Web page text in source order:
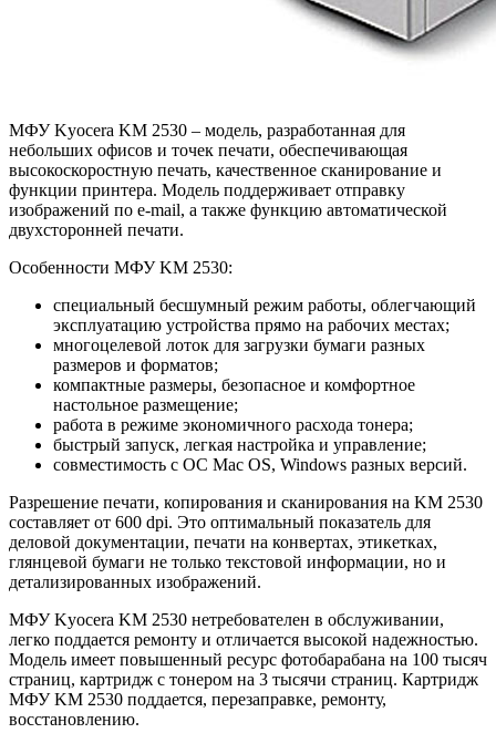
МФУ Kyocera KM 2530 – модель, разработанная для
небольших офисов и точек печати, обеспечивающая
высокоскоростную печать, качественное сканирование и
функции принтера. Модель поддерживает отправку
изображений по e-mail, а также функцию автоматической
двухсторонней печати.
Особенности МФУ KM 2530:
специальный бесшумный режим работы, облегчающий
эксплуатацию устройства прямо на рабочих местах;
многоцелевой лоток для загрузки бумаги разных
размеров и форматов;
компактные размеры, безопасное и комфортное
настольное размещение;
работа в режиме экономичного расхода тонера;
быстрый запуск, легкая настройка и управление;
совместимость с ОС Mac OS, Windows разных версий.
Разрешение печати, копирования и сканирования на KM 2530
составляет от 600 dpi. Это оптимальный показатель для
деловой документации, печати на конвертах, этикетках,
глянцевой бумаги не только текстовой информации, но и
детализированных изображений.
МФУ Kyocera KM 2530 нетребователен в обслуживании,
легко поддается ремонту и отличается высокой надежностью.
Модель имеет повышенный ресурс фотобарабана на 100 тысяч
страниц, картридж с тонером на 3 тысячи страниц. Картридж
МФУ KM 2530 поддается, перезаправке, ремонту,
восстановлению.